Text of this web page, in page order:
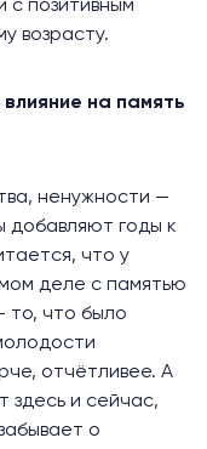
с позитивным
возрасту.
на память
ненужности —
добавляют годы к
что у
деле с памятью
то, что было
отчётливее. А
здесь и сейчас,
о